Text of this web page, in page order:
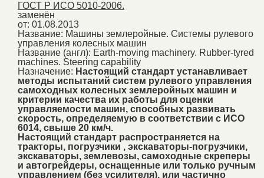
ГОСТ Р ИСО 5010-2006.
заменён
от: 01.08.2013
Название: Машины землеройные. Системы рулевого
управления колесных машин
Название (англ): Earth-moving machinery. Rubber-tyred
machines. Steering capability
Назначение: Настоящий стандарт устанавливает
методы испытаний систем рулевого управления
самоходных колесных землеройных машин и
критерии качества их работы для оценки
управляемости машин, способных развивать
скорость, определяемую в соответствии с ИСО
6014, свыше 20 км/ч.
Настоящий стандарт распространяется на
тракторы, погрузчики , экскаваторы-погрузчики,
экскаваторы, землевозы, самоходные скреперы
и автогрейдеры, оснащенные или только ручным
управлением (без усилителя), или частично